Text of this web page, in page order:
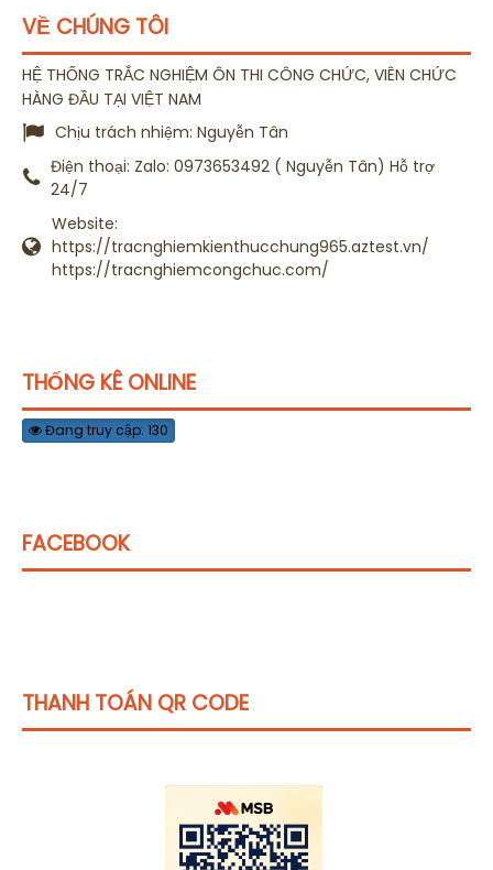
VỀ CHÚNG TÔI
HỆ THỐNG TRẮC NGHIỆM ÔN THI CÔNG CHỨC, VIÊN CHỨC
HÀNG ĐẦU TẠI VIỆT NAM
Chịu trách nhiệm: Nguyễn Tân
Điện thoại: Zalo: 0973653492 ( Nguyễn Tân) Hỗ trợ
24/7
Website:
https://tracnghiemkienthucchung965.aztest.vn/
https://tracnghiemcongchuc.com/
THỐNG KÊ ONLINE
Đang truy cập: 130
FACEBOOK
THANH TOÁN QR CODE